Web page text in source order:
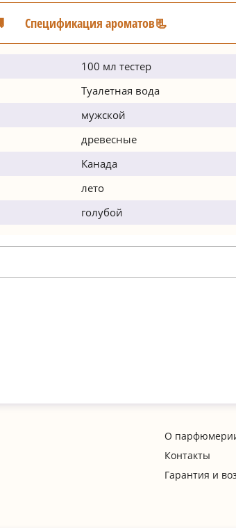
Спецификация ароматов📃
100 мл тестер
Туалетная вода
мужской
древесные
Канада
лето
голубой
О
Контакты
Гарантия и